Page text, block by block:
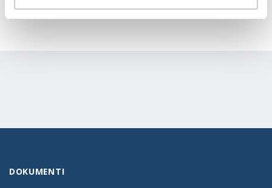
DOKUMENTI